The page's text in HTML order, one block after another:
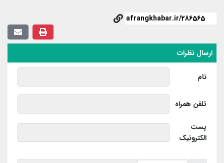
ارسال نظرات
نام
تلفن همراه
پست
الکترونیک